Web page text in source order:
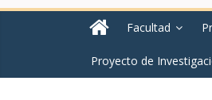
Facultad
Proyecto de